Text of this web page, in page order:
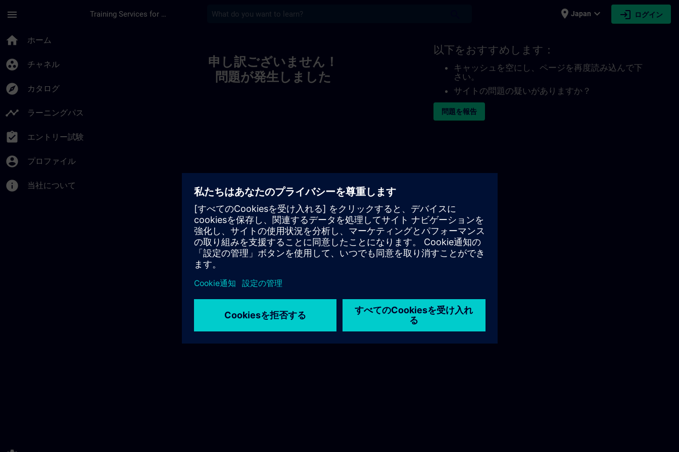
menu Training Services for Digital Industries place Japan expand_more login ログイン
home ホーム
group_work チャネル
explore カタログ
timeline ラーニングパス
assignment_turned_in エントリー試験
account_circle プロファイル
info 当社について
申し訳ございません！
問題が発生しました
以下をおすすめします：
キャッシュを空にし、ページを再度読み込んで下
さい。
サイトの問題の疑いがありますか？
問題を報告